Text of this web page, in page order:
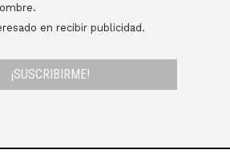
en recibir publicidad.
¡SUSCRIBIRME!